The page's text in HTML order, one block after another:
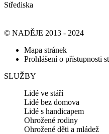
Střediska
© NADĚJE 2013 - 2024
Mapa stránek
Prohlášení o přístupnosti
SLUŽBY
Lidé ve stáří
Lidé bez domova
Lidé s handicapem
Ohrožené rodiny
Ohrožené děti a mládež